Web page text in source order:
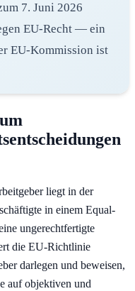
7. Juni 2026
EU-Recht — ein
EU-Kommission ist
liegt in der
in einem Equal-
ungerechtfertigte
die EU-Richtlinie
darlegen und beweisen,
auf objektiven und